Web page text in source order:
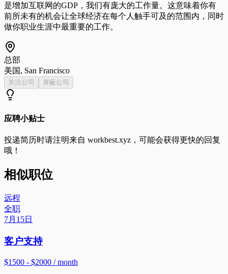
是增加互联网的GDP，我们有庞大的工作量。这意味着你有
前所未有的机会让全球经济在每个人触手可及的范围内，同时
做你职业生涯中最重要的工作。
总部
美国, San Francisco
关注公司 屏蔽公司
应聘小贴士
投递简历时请注明来自 workbest.xyz ，可能会获得更快的回复
哦！
相似职位
远程
全职
7月15日
客户支持
$1500 - $2000 / month